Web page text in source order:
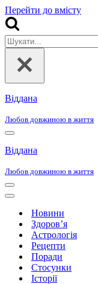
Перейти до вмісту
Шукати...
Віддана
Любов довжиною в життя
Меню
навігації
Віддана
Любов довжиною в життя
Меню
навігації
Меню
навігаціїНовини
Здоров’я
Астрологія
Рецепти
Поради
Стосунки
Історії